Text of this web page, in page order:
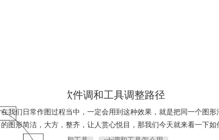
如何使用CDR软件调和工具调整路径
在我们日常作图过程当中，一定会用到这种效果，就是把同一个图
的图形简洁，大方，整齐，让人赏心悦目，那我们今天就来看一下如